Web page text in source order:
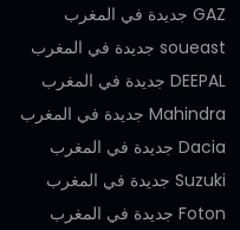
GAZ جديدة في المغرب
soueast جديدة في المغرب
DEEPAL جديدة في المغرب
Mahindra جديدة في المغرب
Dacia جديدة في المغرب
Suzuki جديدة في المغرب
Foton جديدة في المغرب